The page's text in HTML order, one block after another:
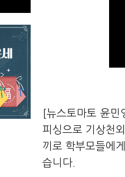
[뉴스토마토 윤
피싱으로 기상천
끼로 학부모들에
습니다.